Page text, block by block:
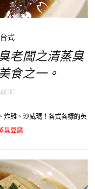
式
老闆之清蒸臭
食之一。
叮叮
炸雞、沙威瑪！各式各樣的英
臭豆腐